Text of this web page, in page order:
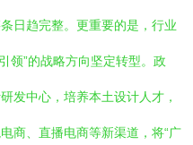
日趋完整。更重要的是，行业
领”的战略方向坚定转型。政
发中心，培养本土设计人才，
商、直播电商等新渠道，将“广